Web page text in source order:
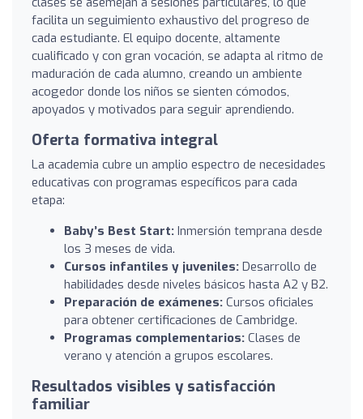
facilita un seguimiento exhaustivo del progreso de
cada estudiante. El equipo docente, altamente
cualificado y con gran vocación, se adapta al ritmo de
maduración de cada alumno, creando un ambiente
acogedor donde los niños se sienten cómodos,
apoyados y motivados para seguir aprendiendo.
Oferta formativa integral
La academia cubre un amplio espectro de necesidades
educativas con programas específicos para cada
etapa:
Baby’s Best Start: Inmersión temprana desde
los 3 meses de vida.
Cursos infantiles y juveniles: Desarrollo de
habilidades desde niveles básicos hasta A2 y B2.
Preparación de exámenes: Cursos oficiales
para obtener certificaciones de Cambridge.
Programas complementarios: Clases de
verano y atención a grupos escolares.
Resultados visibles y satisfacción
familiar